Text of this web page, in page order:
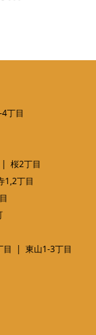
丁目
桜2丁目
1,2丁目
目
東山1-3丁目